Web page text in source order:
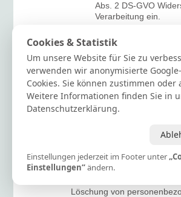
Abs. 2 DS-GVO
Verarbeitung ein.
unrechtmäßig
Die Löschung der
Daten ist zur
Verpflichtung nach
oder dem Recht der
erforderlich, dem der
unterliegt.
Die
in Bezug auf
Abs. 1 DS-GVO
Sofern einer der oben
Löschung von
Cookies & Statistik
Um unsere Website für Sie zu
verwenden wir anonymisierte
Cookies. Sie können zustimmen oder
Weitere Informationen finden Sie in
Datenschutzerklärung.
Einstellungen jederzeit im Footer unter
Einstellungen“ändern.